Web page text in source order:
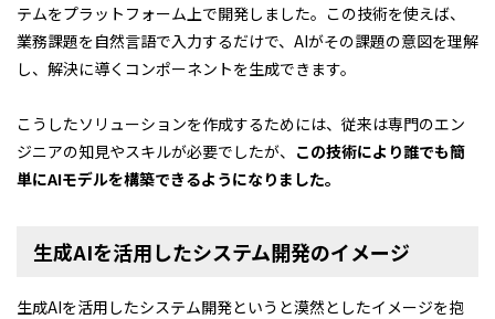
テムをプラットフォーム上で開発しました。この技術を使えば、
業務課題を自然言語で入力するだけで、AIがその課題の意図を理解
し、解決に導くコンポーネントを生成できます。
こうしたソリューションを作成するためには、従来は専門のエン
ジニアの知見やスキルが必要でしたが、 この技術により誰でも簡
単にAIモデルを構築できるようになりました。
生成AIを活用したシステム開発のイメージ
生成AIを活用したシステム開発というと漠然としたイメージを抱